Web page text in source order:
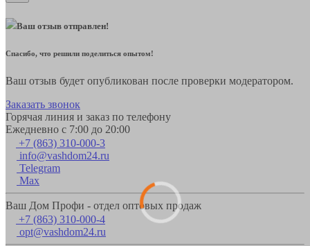
Ваш отзыв отправлен!
Спасибо, что решили поделиться опытом!
Ваш отзыв будет опубликован после проверки модератором.
Заказать звонок
Горячая линия и заказ по телефону
Ежедневно с 7:00 до 20:00
+7 (863) 310-000-3
info@vashdom24.ru
Telegram
Max
Ваш Дом Профи - отдел оптовых продаж
+7 (863) 310-000-4
opt@vashdom24.ru